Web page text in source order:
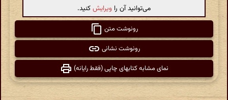
می‌توانید آن را ویرایشکنید.
رونوشت متن
رونوشت نشانی
نمای مشابه کتابهای چاپی (فقط رایانه)